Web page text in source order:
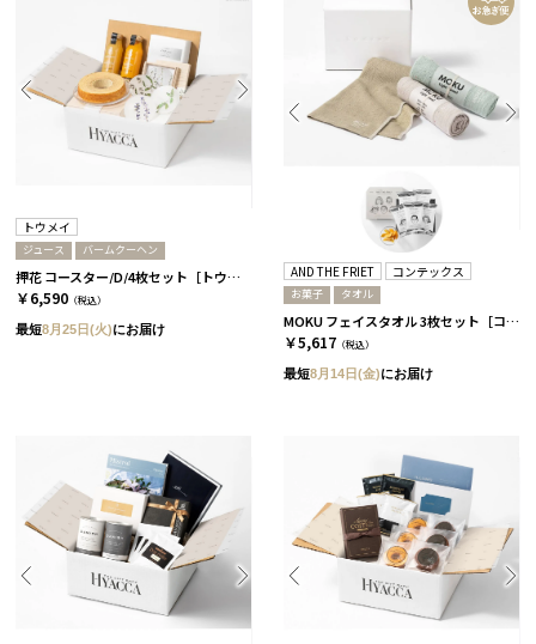
トウメイ
ジュース バームクーヘン
押花 コースター/D/4枚セット［トウメイ］］+バームクーヘン+ジュース
￥6,590 （税込）
最短8月25日(火)にお届け
AND THE FRIET コンテックス
お菓子 タオル
MOKU フェイスタオル 3枚セット［コンテックス］+ドライフリット ギフトボックスミニ5個［アンドザフリット］/ ペール
￥5,617 （税込）
最短8月14日(金)にお届け